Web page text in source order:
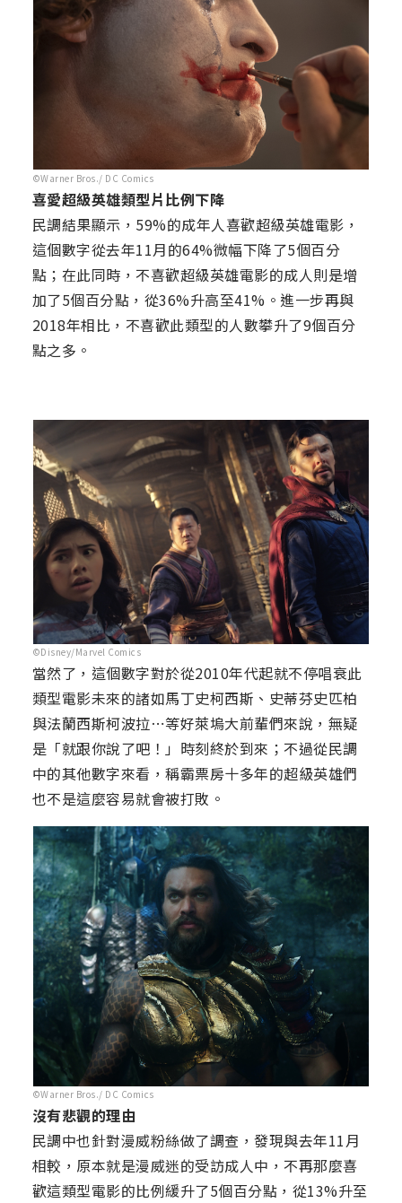
©Warner Bros./ DC Comics
喜愛超級英雄類型片比例下降
民調結果顯示，59%的成年人喜歡超級英雄電影，
這個數字從去年11月的64%微幅下降了5個百分
點；在此同時，不喜歡超級英雄電影的成人則是增
加了5個百分點，從36%升高至41%。進一步再與
2018年相比，不喜歡此類型的人數攀升了9個百分
點之多。
©Disney/Marvel Comics
當然了，這個數字對於從2010年代起就不停唱衰此
類型電影未來的諸如馬丁史柯西斯、史蒂芬史匹柏
與法蘭西斯柯波拉⋯等好萊塢大前輩們來說，無疑
是「就跟你說了吧！」時刻終於到來；不過從民調
中的其他數字來看，稱霸票房十多年的超級英雄們
也不是這麼容易就會被打敗。
©Warner Bros./ DC Comics
沒有悲觀的理由
民調中也針對漫威粉絲做了調查，發現與去年11月
相較，原本就是漫威迷的受訪成人中，不再那麼喜
歡這類型電影的比例緩升了5個百分點，從13%升至